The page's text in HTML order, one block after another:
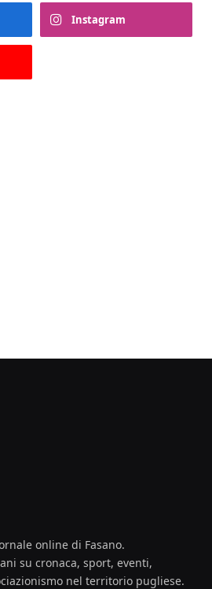
Instagram
online di Fasano.
su cronaca, sport, eventi,
nel territorio pugliese.